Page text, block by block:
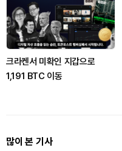
크라켄서 미확인 지갑으로
1,191 BTC 이동
많이 본 기사